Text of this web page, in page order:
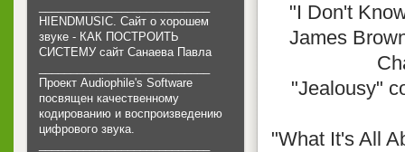
"I Don't
James
"Jealousy"
"What It's All
HIENDMUSIC. Сайт о хорошем
звуке - КАК ПОСТРОИТЬ
СИСТЕМУ сайт Санаева Павла
Проект Audiophile's Software
посвящен качественному
кодированию и воспроизведению
цифрового звука.